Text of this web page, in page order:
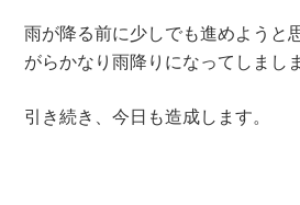
雨が降る前に少しでも進めようと
がらかなり雨降りになってしまし
引き続き、今日も造成します。